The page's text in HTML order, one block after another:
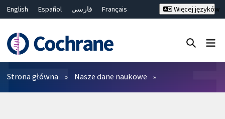
English Español فارسی
Français
Bahasa Malaysia
ไทย
繁體中文
简体中文
Więcej języków
Filtry
Strona główna Nasze dane naukowe